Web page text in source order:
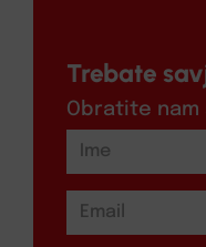
Trebate
Obratite nam